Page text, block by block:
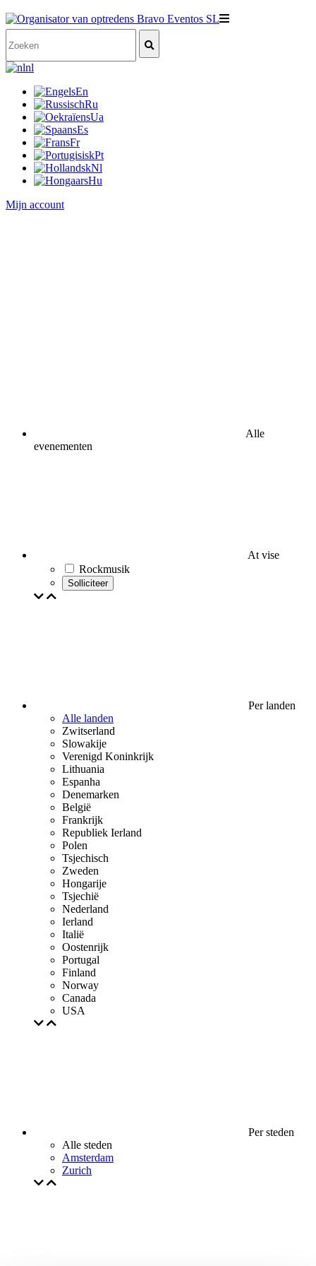
nl
En
Ru
Ua
Es
Fr
Pt
Nl
Hu
Mijn account
Alle
evenementen
At vise
Rockmusik
Solliciteer
Per landen
Alle landen
Zwitserland
Slowakije
Verenigd Koninkrijk
Lithuania
Espanha
Denemarken
België
Frankrijk
Republiek Ierland
Polen
Tsjechisch
Zweden
Hongarije
Tsjechië
Nederland
Ierland
Italië
Oostenrijk
Portugal
Finland
Norway
Canada
USA
Per steden
Alle steden
Amsterdam
Zurich